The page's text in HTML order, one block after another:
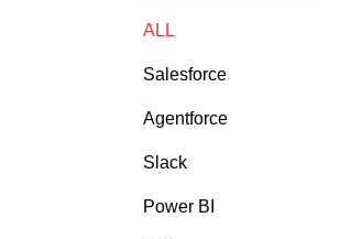
ALL
Salesforce
Agentforce
Slack
Power BI